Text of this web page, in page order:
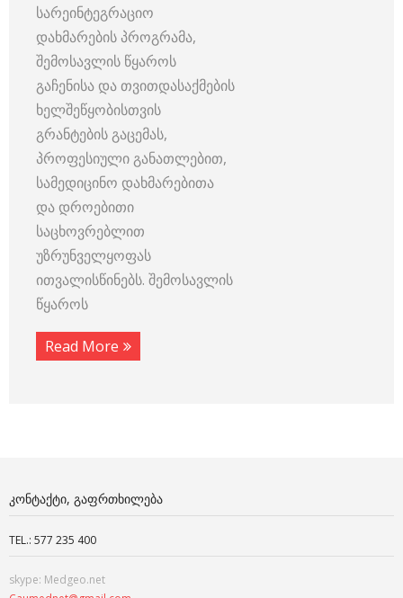
სარეინტეგრაციო
დახმარების პროგრამა,
შემოსავლის წყაროს
გაჩენისა და თვითდასაქმების
ხელშეწყობისთვის
გრანტების გაცემას,
პროფესიული განათლებით,
სამედიცინო დახმარებითა
და დროებითი
საცხოვრებლით
უზრუნველყოფას
ითვალისწინებს. შემოსავლის
წყაროს
Read More
ᲙᲝᲜᲢᲐᲥᲢᲘ, ᲒᲐᲤᲠᲗᲮᲘᲚᲔᲑᲐ
TEL.: 577 235 400
skype: Medgeo.net